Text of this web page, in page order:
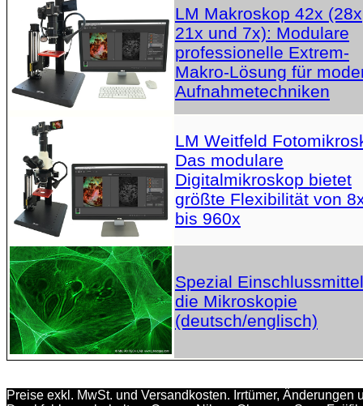
LM Makroskop 42x
21x und 7x): Modulare
professionelle Extrem-
Makro-Lösung für
Aufnahmetechniken
LM Weitfeld
Das modulare
Digitalmikroskop bietet
größte Flexibilität von
bis 960x
Spezial
die Mikroskopie
(deutsch/englisch)
Preise exkl. MwSt. und Versandkosten. Irrtümer, Änderungen